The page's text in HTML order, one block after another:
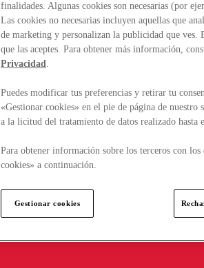
finalidades. Algunas cookies son necesarias (por
Las cookies no necesarias incluyen aquellas que
de marketing y personalizan la publicidad que ves.
que las aceptes. Para obtener más información,
Privacidad.
Puedes modificar tus preferencias y retirar tu
«Gestionar cookies» en el pie de página de
a la licitud del tratamiento de datos realizado hasta
Para obtener información sobre los terceros con
cookies» a continuación.
Gestionar cookies